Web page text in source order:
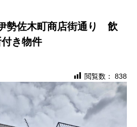
勢佐木町商店街通り 飲
き物件
閲覧数： 838